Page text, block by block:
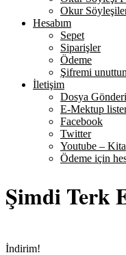
Okur
Hesabım
Sepet
Siparişler
Ödeme
Şifremi
İletişim
Dosya
E-Mektup
Facebook
Twitter
Youtube –
Ödeme için
Şimdi Terk
İndirim!